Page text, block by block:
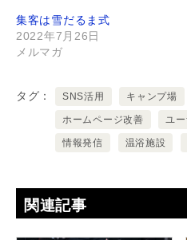
集客は雪だるま式
2022年7月26日
メルマガ
タグ SNS活用 キャンプ場
ホームページ改善 ユ
情報発信 温浴施設
関連記事